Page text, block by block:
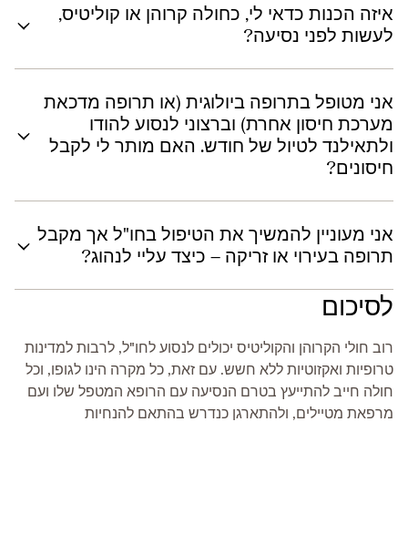
איזה הכנות כדאי לי, כחולה קרוהן או קוליטיס,
לעשות לפני נסיעה?
אני מטופל בתרופה ביולוגית (או תרופה מדכאת
מערכת חיסון אחרת) וברצוני לנסוע להודו
ולתאילנד לטיול של חודש. האם מותר לי לקבל
חיסונים?
אני מעוניין להמשיך את הטיפול בחו"ל אך מקבל
תרופה בעירוי או זריקה – כיצד עליי לנהוג?
לסיכום
רוב חולי הקרוהן והקוליטיס יכולים לנסוע לחו"ל, לרבות למדינות
טרופיות ואקזוטיות ללא חשש. עם זאת, כל מקרה הינו לגופו, וכל
חולה חייב להתייעץ בטרם הנסיעה עם הרופא המטפל שלו ועם
מרפאת מטיילים, ולהתארגן כנדרש בהתאם להנחיות